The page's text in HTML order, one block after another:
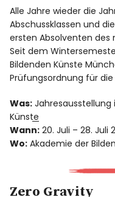
Alle Jahre wieder die
Abschussklassen und
ersten Absolventen des
Seit dem
Bildenden Künste
Prüfungsordnung für
Was: Jahresausstellung
Künste
Wann: 20. Juli – 28. Juli
Wo: Akademie der
Zero Gravity